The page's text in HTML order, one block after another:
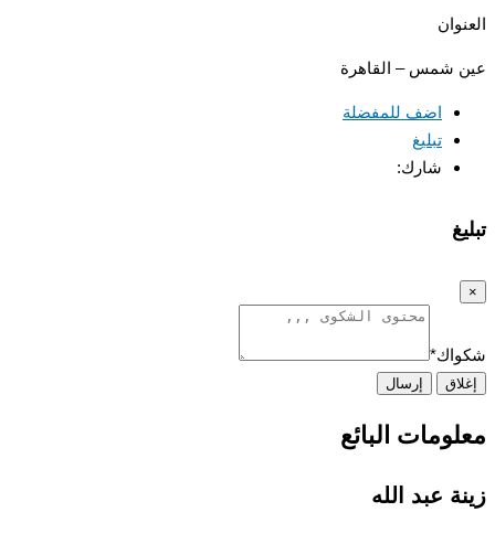
العنوان
عين شمس – القاهرة
اضف للمفضلة
تبليغ
شارك:
تبليغ
×
شكواك*
إغلاق إرسال
معلومات البائع
زينة عبد الله